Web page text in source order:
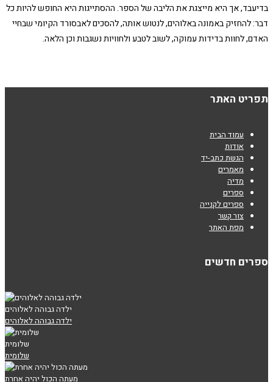
בדיעבד, אך היא מייצגת את הליבה של הספר. ההסתייגות היא החופש להיות כל
דבר: להחזיק באמונה באלוהים, לנטוש אותה, להסכים לאבסורד הקיומי שבחיי
האדם, לחוות בדידות עמוקה, לשוב לטבע ולחוויות נשגבות וכן הלאה.
תפריט האתר
עמוד הבית
אודות
הגשת כתב-יד
מאמרים
מדיה
ספרים
ספרים לקנייה
צור קשר
מפת האתר
ספרים חדשים
ילדה גבוהה לאלוהים
ילדה גבוהה לאלוהים
שלומית
שלומית
מעתה הכול יהיה אחרת